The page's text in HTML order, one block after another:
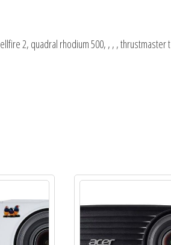
2, quadral rhodium 500, , , , thrustmaster t